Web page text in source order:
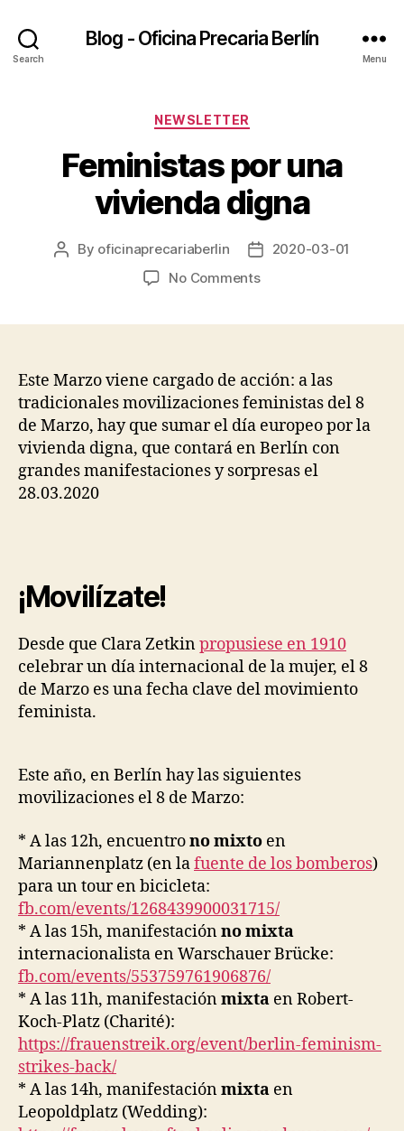
Search
Blog - Oficina Precaria Berlín
Menu
Categories
NEWSLETTER
Feministas por una
vivienda digna
Post
By oficinaprecariaberlin
Post2020-03-01
No Commentson
digna
Este Marzo viene cargado de acción: a las
tradicionales movilizaciones feministas del 8
de Marzo, hay que sumar el día europeo por la
vivienda digna, que contará en Berlín con
grandes manifestaciones y sorpresas el
28.03.2020
¡Movilízate!
Desde que Clara Zetkinpropusiese en 1910
celebrar un día internacional de la mujer, el 8
de Marzo es una fecha clave del movimiento
feminista.
Este año, en Berlín hay las siguientes
movilizaciones el 8 de Marzo:
* A las 12h, encuentrono mixto en
Mariannenplatz (en lafuente de los bomberos)
para un tour en bicicleta:
fb.com/events/1268439900031715/
* A las 15h, manifestaciónno mixta
internacionalista en Warschauer Brücke:
fb.com/events/553759761906876/
* A las 11h, manifestaciónmixta en Robert-
Koch-Platz (Charité):
https://frauenstreik.org/event/berlin-feminism-
strikes-back/
* A las 14h, manifestaciónmixta en
Leopoldplatz (Wedding):